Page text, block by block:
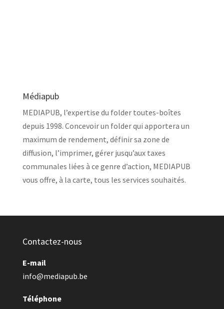
Médiapub
MEDIAPUB, l’expertise du folder toutes-boîtes
depuis 1998. Concevoir un folder qui apportera un
maximum de rendement, définir sa zone de
diffusion, l’imprimer, gérer jusqu’aux taxes
communales liées à ce genre d’action, MEDIAPUB
vous offre, à la carte, tous les services souhaités.
Contactez-nous
E-mail
info@mediapub.be
Téléphone